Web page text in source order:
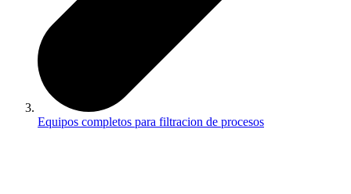
Equipos completos para filtracion de procesos